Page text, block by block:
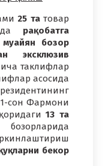
25 татовар
рақобатга
муайян бозор
эксклюзив
таклифлар
асосида
сон Фармони
13 та
бекор